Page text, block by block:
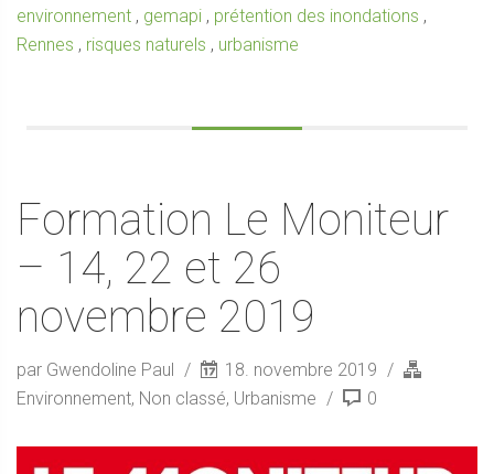
environnement , gemapi , prétention des inondations ,
Rennes , risques naturels , urbanisme
Formation Le Moniteur
– 14, 22 et 26
novembre 2019
par Gwendoline Paul
18. novembre 2019
Environnement, Non classé, Urbanisme 0